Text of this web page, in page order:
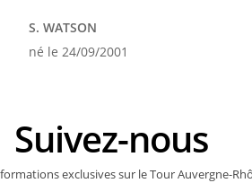
S. WATSON
né le 24/09/2001
Suivez-nous
exclusives sur le Tour Auvergne-